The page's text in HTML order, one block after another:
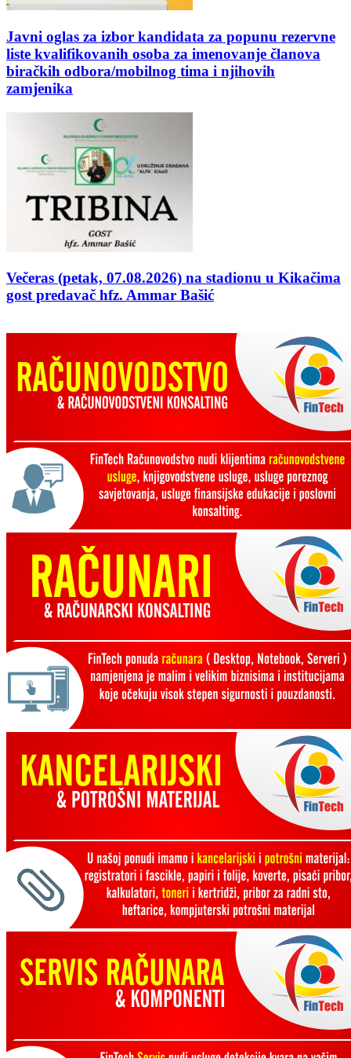
Javni oglas za izbor kandidata za popunu rezervne
liste kvalifikovanih osoba za imenovanje članova
biračkih odbora/mobilnog tima i njihovih
zamjenika
Večeras (petak, 07.08.2026) na stadionu u Kikačima
gost predavač hfz. Ammar Bašić